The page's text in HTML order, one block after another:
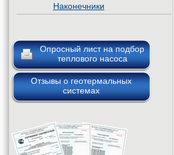
Наконечники
Опросный лист на подбор
теплового насоса
Отзывы о геотермальных
системах